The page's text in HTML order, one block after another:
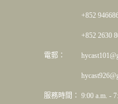
+852 94668696
+852 2630 8008
電郵：
服務時間： 9:00 a.m. -